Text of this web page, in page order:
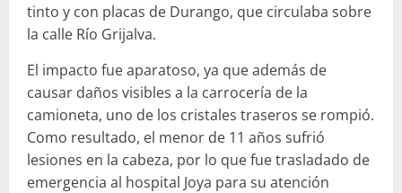
tinto y con placas de Durango, que circulaba sobre
la calle Río Grijalva.
El impacto fue aparatoso, ya que además de
causar daños visibles a la carrocería de la
camioneta, uno de los cristales traseros se rompió.
Como resultado, el menor de 11 años sufrió
lesiones en la cabeza, por lo que fue trasladado de
emergencia al hospital Joya para su atención